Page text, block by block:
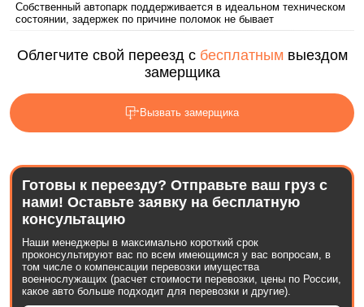
Собственный автопарк поддерживается в идеальном техническом
состоянии, задержек по причине поломок не бывает
Облегчите свой переезд с бесплатнымвыездом
замерщика
Вызвать замерщика
Готовы к переезду? Отправьте ваш груз с
нами! Оставьте заявку на бесплатную
консультацию
Наши менеджеры в максимально короткий срок
проконсультируют вас по всем имеющимся у вас вопросам, в
том числе о компенсации перевозки имущества
военнослужащих (расчет стоимости перевозки, цены по России,
какое авто больше подходит для перевозки и другие).